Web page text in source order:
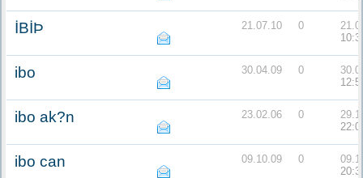
İBİÞ 21.07.10 0
ibo 30.04.09 0
ibo ak?n 23.02.06 0
ibo can 09.10.09 0